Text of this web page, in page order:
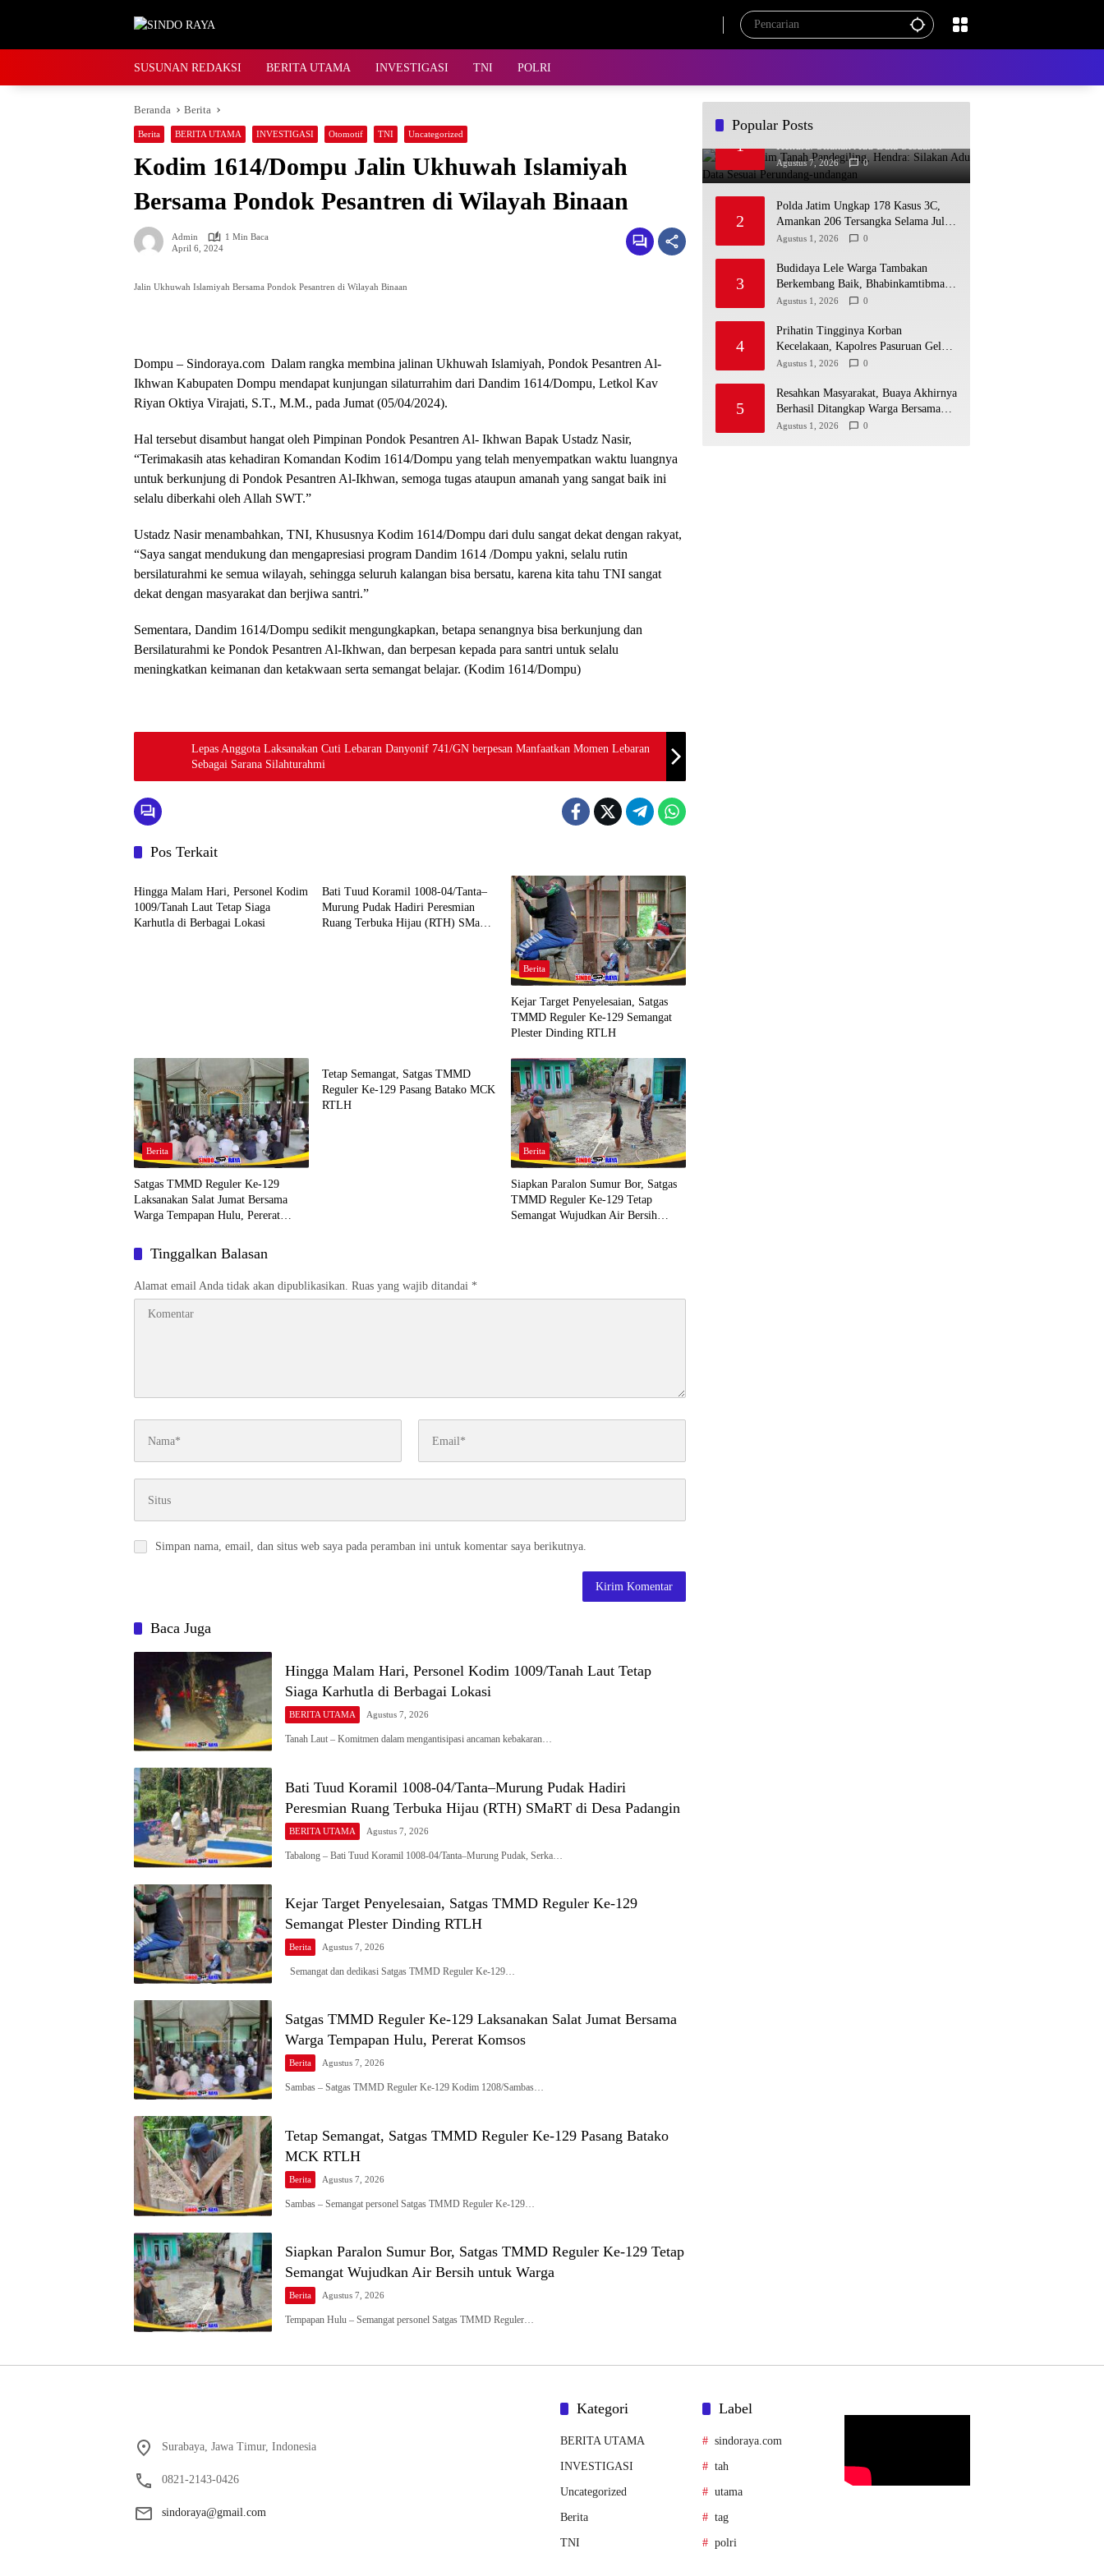
SUSUNAN REDAKSI BERITA UTAMA INVESTIGASI TNI POLRI
Beranda Berita
Berita BERITA UTAMA INVESTIGASI Otomotif TNI Uncategorized
Kodim 1614/Dompu Jalin Ukhuwah Islamiyah
Bersama Pondok Pesantren di Wilayah Binaan
Admin
1 Min Baca
April 6, 2024
Jalin Ukhuwah Islamiyah Bersama Pondok Pesantren di Wilayah Binaan
Dompu – Sindoraya.com Dalam rangka membina jalinan Ukhuwah Islamiyah, Pondok Pesantren Al-
Ikhwan Kabupaten Dompu mendapat kunjungan silaturrahim dari Dandim 1614/Dompu, Letkol Kav
Riyan Oktiya Virajati, S.T., M.M., pada Jumat (05/04/2024).
Hal tersebut disambut hangat oleh Pimpinan Pondok Pesantren Al- Ikhwan Bapak Ustadz Nasir,
“Terimakasih atas kehadiran Komandan Kodim 1614/Dompu yang telah menyempatkan waktu luangnya
untuk berkunjung di Pondok Pesantren Al-Ikhwan, semoga tugas ataupun amanah yang sangat baik ini
selalu diberkahi oleh Allah SWT.”
Ustadz Nasir menambahkan, TNI, Khususnya Kodim 1614/Dompu dari dulu sangat dekat dengan rakyat,
“Saya sangat mendukung dan mengapresiasi program Dandim 1614 /Dompu yakni, selalu rutin
bersilaturahmi ke semua wilayah, sehingga seluruh kalangan bisa bersatu, karena kita tahu TNI sangat
dekat dengan masyarakat dan berjiwa santri.”
Sementara, Dandim 1614/Dompu sedikit mengungkapkan, betapa senangnya bisa berkunjung dan
Bersilaturahmi ke Pondok Pesantren Al-Ikhwan, dan berpesan kepada para santri untuk selalu
meningkatkan keimanan dan ketakwaan serta semangat belajar. (Kodim 1614/Dompu)
Lepas Anggota Laksanakan Cuti Lebaran Danyonif 741/GN berpesan Manfaatkan Momen Lebaran
Sebagai Sarana Silahturahmi
Pos Terkait
BERITA UTAMA
Hingga Malam Hari, Personel Kodim
1009/Tanah Laut Tetap Siaga
Karhutla di Berbagai Lokasi
Bati Tuud Koramil 1008-04/Tanta–
Murung Pudak Hadiri Peresmian
Ruang Terbuka Hijau (RTH) SMaRT
Berita
Kejar Target Penyelesaian, Satgas
TMMD Reguler Ke-129 Semangat
Plester Dinding RTLH
Berita
Satgas TMMD Reguler Ke-129
Laksanakan Salat Jumat Bersama
Warga Tempapan Hulu, Pererat
Tetap Semangat, Satgas TMMD
Reguler Ke-129 Pasang Batako MCK
RTLH
Berita
Siapkan Paralon Sumur Bor, Satgas
TMMD Reguler Ke-129 Tetap
Semangat Wujudkan Air Bersih
Tinggalkan Balasan
Alamat email Anda tidak akan dipublikasikan. Ruas yang wajib ditandai *
Simpan nama, email, dan situs web saya pada peramban ini untuk komentar saya berikutnya.
Baca Juga
Hingga Malam Hari, Personel Kodim 1009/Tanah Laut Tetap
Siaga Karhutla di Berbagai Lokasi
BERITA UTAMA Agustus 7, 2026
Tanah Laut – Komitmen dalam mengantisipasi ancaman kebakaran…
Bati Tuud Koramil 1008-04/Tanta–Murung Pudak Hadiri
Peresmian Ruang Terbuka Hijau (RTH) SMaRT di Desa Padangin
BERITA UTAMA Agustus 7, 2026
Tabalong – Bati Tuud Koramil 1008-04/Tanta–Murung Pudak, Serka…
Kejar Target Penyelesaian, Satgas TMMD Reguler Ke-129
Semangat Plester Dinding RTLH
Berita Agustus 7, 2026
Semangat dan dedikasi Satgas TMMD Reguler Ke-129…
Satgas TMMD Reguler Ke-129 Laksanakan Salat Jumat Bersama
Warga Tempapan Hulu, Pererat Komsos
Berita Agustus 7, 2026
Sambas – Satgas TMMD Reguler Ke-129 Kodim 1208/Sambas…
Tetap Semangat, Satgas TMMD Reguler Ke-129 Pasang Batako
MCK RTLH
Berita Agustus 7, 2026
Sambas – Semangat personel Satgas TMMD Reguler Ke-129…
Siapkan Paralon Sumur Bor, Satgas TMMD Reguler Ke-129 Tetap
Semangat Wujudkan Air Bersih untuk Warga
Berita Agustus 7, 2026
Tempapan Hulu – Semangat personel Satgas TMMD Reguler…
Popular Posts
1
Saling Klaim Tanah Pandegiling,
Hendra: Silakan Adu Data Sesuai
Perundang-undangan
Agustus 7, 2026 0
2
Polda Jatim Ungkap 178 Kasus 3C,
Amankan 206 Tersangka Selama Juli
2026
Agustus 1, 2026 0
3
Budidaya Lele Warga Tambakan
Berkembang Baik, Bhabinkamtibmas
Dukung Program Pekarangan Bergizi
Agustus 1, 2026 0
4
Prihatin Tingginya Korban
Kecelakaan, Kapolres Pasuruan Gelar
Salat Ghaib dan Doa Bersama
Agustus 1, 2026 0
5
Resahkan Masyarakat, Buaya Akhirnya
Berhasil Ditangkap Warga Bersama
Babinsa Koramil 04/Jawai
Agustus 1, 2026 0
Surabaya, Jawa Timur, Indonesia
0821-2143-0426
sindoraya@gmail.com
Kategori
BERITA UTAMA
INVESTIGASI
Uncategorized
Berita
TNI
Label
sindoraya.com
tah
utama
tag
polri